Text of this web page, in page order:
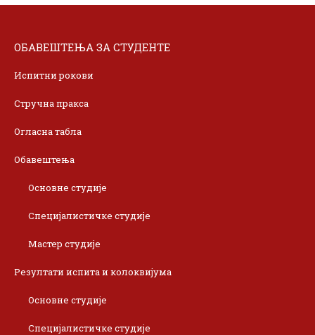
ОБАВЕШТЕЊА ЗА СТУДЕНТЕ
Испитни рокови
Стручна пракса
Огласна табла
Обавештења
Основне студије
Специјалистичке студије
Мастер студије
Резултати испита и колоквијума
Основне студије
Специјалистичке студије